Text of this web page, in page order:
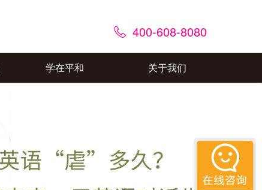
400-608-8080
学在平和 关于我们